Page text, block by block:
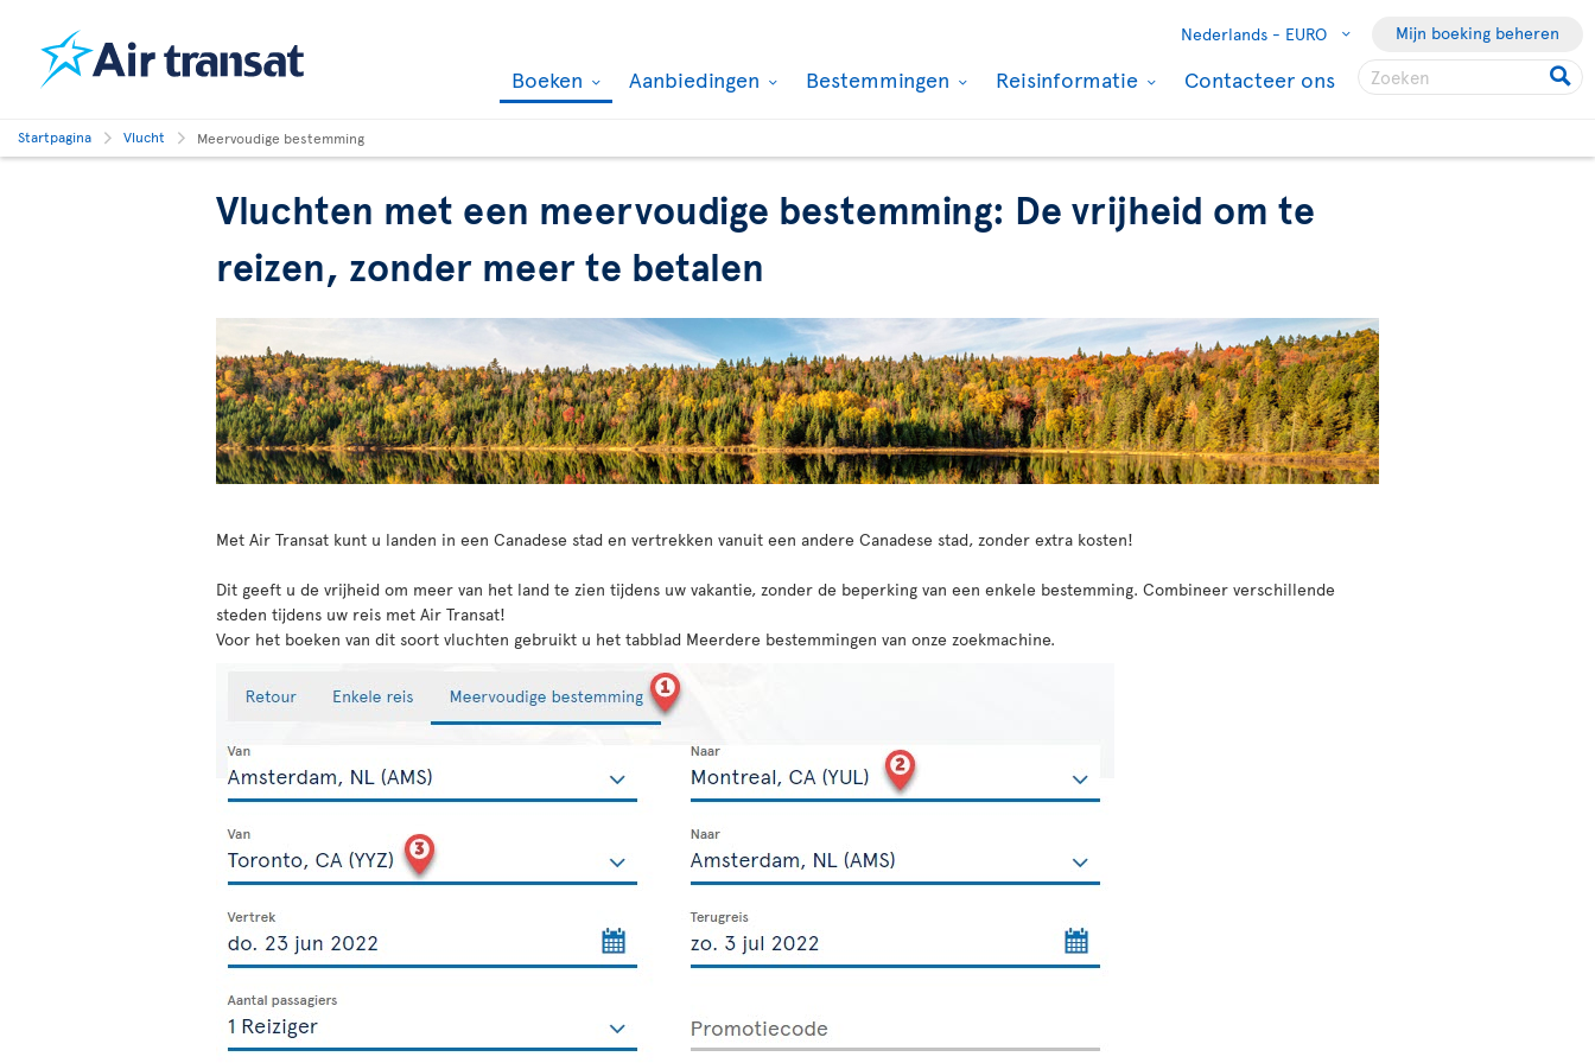
Nederlands - EURO Mijn boeking beheren
Boeken Aanbiedingen Bestemmingen Reisinformatie Contacteer ons
Startpagina Vlucht Meervoudige bestemming
Vluchten met een meervoudige bestemming: De vrijheid om te
reizen, zonder meer te betalen
Met Air Transat kunt u landen in een Canadese stad en vertrekken vanuit een andere Canadese stad, zonder extra kosten!
Dit geeft u de vrijheid om meer van het land te zien tijdens uw vakantie, zonder de beperking van een enkele bestemming. Combineer verschillende
steden tijdens uw reis met Air Transat!
Voor het boeken van dit soort vluchten gebruikt u het tabblad Meerdere bestemmingen van onze zoekmachine.